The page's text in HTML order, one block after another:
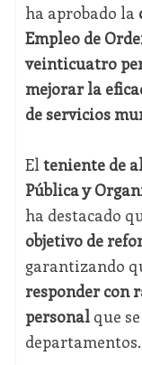
ha aprobado la
Empleo de
veinticuatro
mejorar la
de servicios
El teniente de
Pública y
ha destacado
objetivo de
garantizando
responder con
personalque
departamentos.